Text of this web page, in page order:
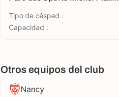
Tipo de césped :
Capacidad :
Otros equipos del club
Nancy